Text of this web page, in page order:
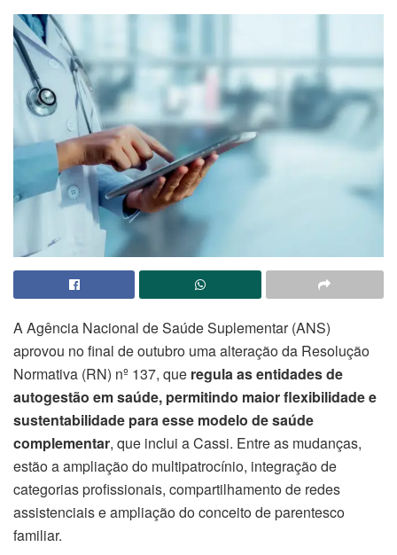
A Agência Nacional de Saúde Suplementar (ANS)
aprovou no final de outubro uma alteração da Resolução
Normativa (RN) nº 137, que regula as entidades de
autogestão em saúde, permitindo maior flexibilidade e
sustentabilidade para esse modelo de saúde
complementar, que inclui a Cassi. Entre as mudanças,
estão a ampliação do multipatrocínio, integração de
categorias profissionais, compartilhamento de redes
assistenciais e ampliação do conceito de parentesco
familiar.